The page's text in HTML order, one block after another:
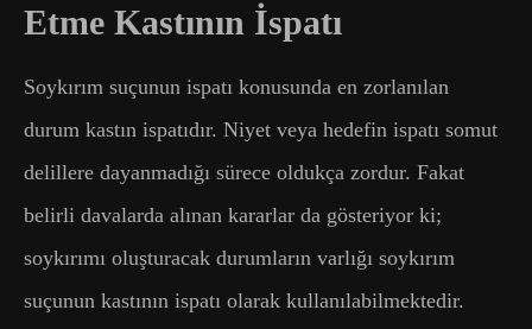
Etme Kastının İspatı
Soykırım suçunun ispatı konusunda en zorlanılan
durum kastın ispatıdır. Niyet veya hedefin ispatı somut
delillere dayanmadığı sürece oldukça zordur. Fakat
belirli davalarda alınan kararlar da gösteriyor ki;
soykırımı oluşturacak durumların varlığı soykırım
suçunun kastının ispatı olarak kullanılabilmektedir.